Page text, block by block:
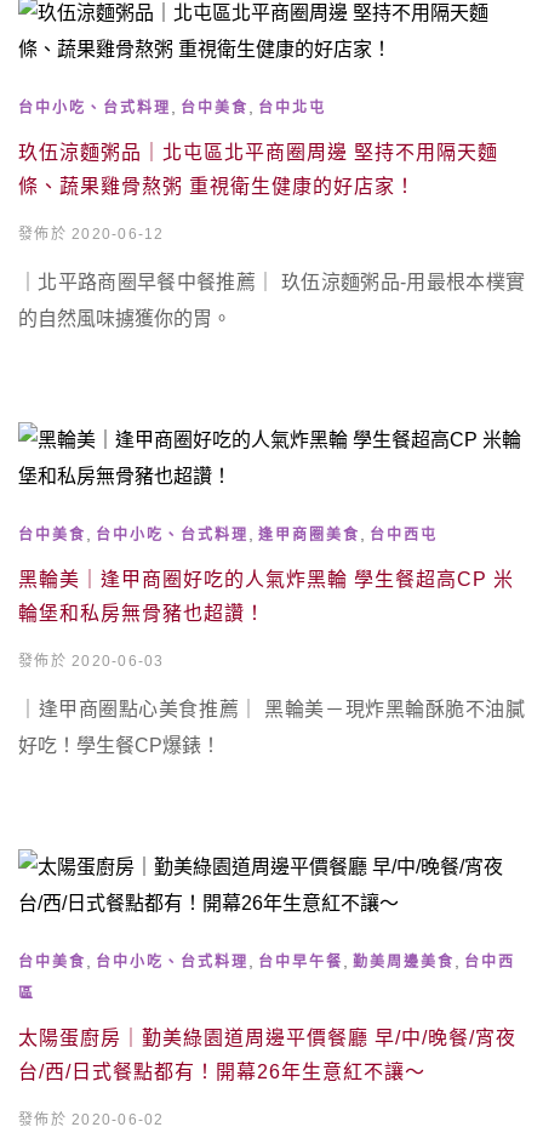
台中小吃、台式料理 台中美食 台中北屯
玖伍涼麵粥品｜北屯區北平商圈周邊 堅持不用隔天麵
條、蔬果雞骨熬粥 重視衛生健康的好店家！
發佈於 2020-06-12
｜北平路商圈早餐中餐推薦｜ 玖伍涼麵粥品-用最根本樸實
的自然風味擄獲你的胃。
台中美食 台中小吃、台式料理 逢甲商圈美食 台中西屯
黑輪美｜逢甲商圈好吃的人氣炸黑輪 學生餐超高CP 米
輪堡和私房無骨豬也超讚！
發佈於 2020-06-03
｜逢甲商圈點心美食推薦｜ 黑輪美－現炸黑輪酥脆不油膩
好吃！學生餐CP爆錶！
台中美食 台中小吃、台式料理 台中早午餐 勤美周邊美食
台中西
區
太陽蛋廚房｜勤美綠園道周邊平價餐廳 早/中/晚餐/宵夜
台/西/日式餐點都有！開幕26年生意紅不讓～
發佈於 2020-06-02